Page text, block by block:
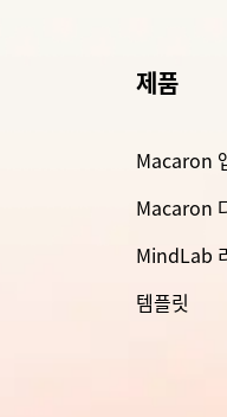
제품
Macaron
Macaron
MindLab
템플릿